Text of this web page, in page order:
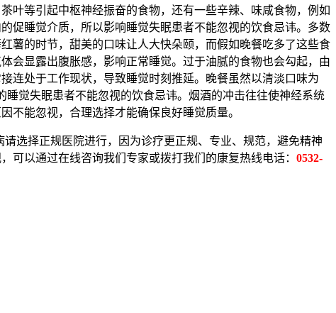
叶等引起中枢神经振奋的食物，还有一些辛辣、味咸食物，例如
促睡觉介质，所以影响睡觉失眠患者不能忽视的饮食忌讳。多数
薯的时节，甜美的口味让人大快朵颐，而假如晚餐吃多了这些食
会显露出腹胀感，影响正常睡觉。过于油腻的食物也会勾起，由
连处于工作现状，导致睡觉时刻推延。晚餐虽然以清淡口味为
觉失眠患者不能忽视的饮食忌讳。烟酒的冲击往往使神经系统
不能忽视，合理选择才能确保良好睡觉质量。
选择正规医院进行，因为诊疗更正规、专业、规范，避免精神
以通过在线咨询我们专家或拨打我们的康复热线电话： 0532-